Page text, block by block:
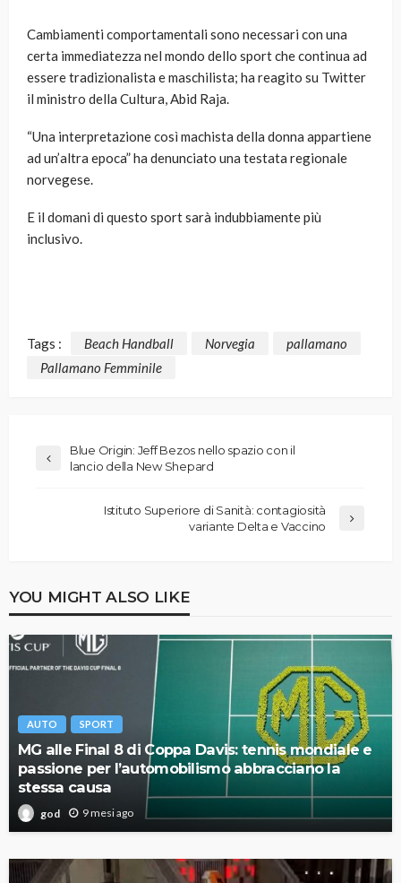
Cambiamenti comportamentali sono necessari con una
certa immediatezza nel mondo dello sport che continua ad
essere tradizionalista e maschilista; ha reagito su Twitter
il ministro della Cultura, Abid Raja.
“Una interpretazione così machista della donna appartiene
ad un’altra epoca” ha denunciato una testata regionale
norvegese.
E il domani di questo sport sarà indubbiamente più
inclusivo.
Tags : Beach Handball Norvegia
pallamano
Pallamano Femminile
Blue Origin: Jeff Bezos nello spazio con il
lancio della New Shepard
Istituto Superiore di Sanità: contagiosità
variante Delta e Vaccino
YOU MIGHT ALSO LIKE
AUTO SPORT
MG alle Final 8 di Coppa Davis: tennis mondiale e
passione per l’automobilismo abbracciano la
stessa causa
god 9 mesi ago